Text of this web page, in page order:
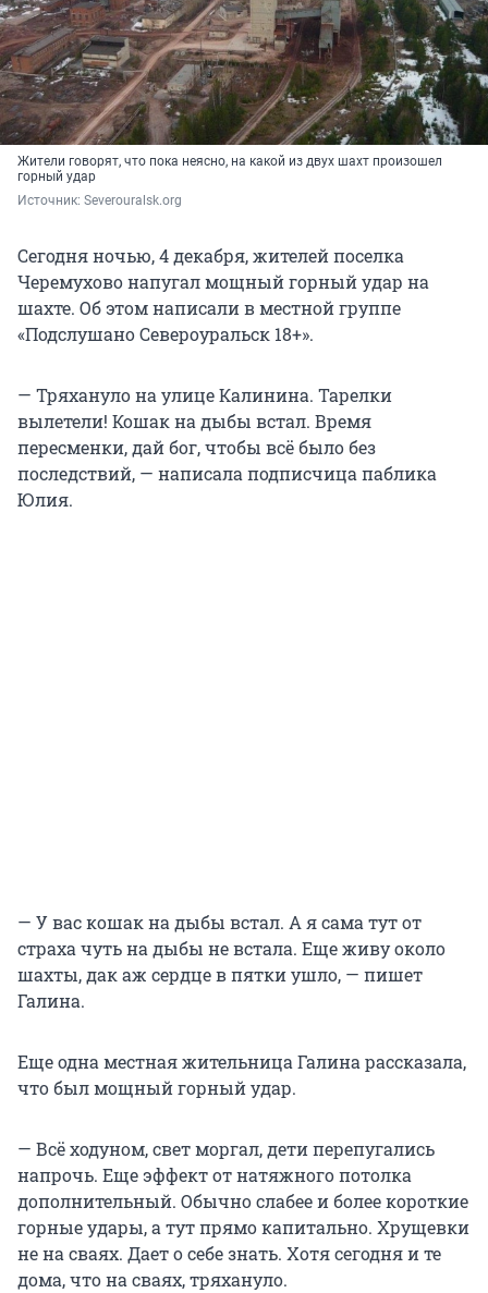
Жители говорят, что пока неясно, на какой из двух шахт произошел
горный удар
Источник: Severouralsk.org
Сегодня ночью, 4 декабря, жителей поселка
Черемухово напугал мощный горный удар на
шахте. Об этом написали в местной группе
«Подслушано Североуральск 18+».
— Тряхануло на улице Калинина. Тарелки
вылетели! Кошак на дыбы встал. Время
пересменки, дай бог, чтобы всё было без
последствий, — написала подписчица паблика
Юлия.
— У вас кошак на дыбы встал. А я сама тут от
страха чуть на дыбы не встала. Еще живу около
шахты, дак аж сердце в пятки ушло, — пишет
Галина.
Еще одна местная жительница Галина рассказала,
что был мощный горный удар.
— Всё ходуном, свет моргал, дети перепугались
напрочь. Еще эффект от натяжного потолка
дополнительный. Обычно слабее и более короткие
горные удары, а тут прямо капитально. Хрущевки
не на сваях. Дает о себе знать. Хотя сегодня и те
дома, что на сваях, тряхануло.